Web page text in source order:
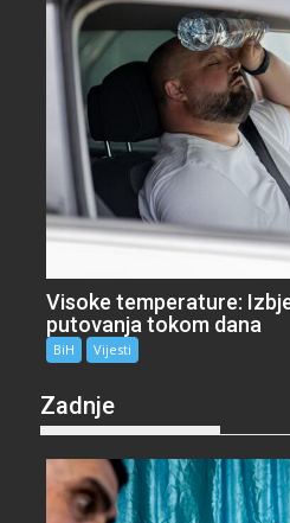
Visoke temperature:
putovanja tokom dana
BiH Vijesti
Zadnje